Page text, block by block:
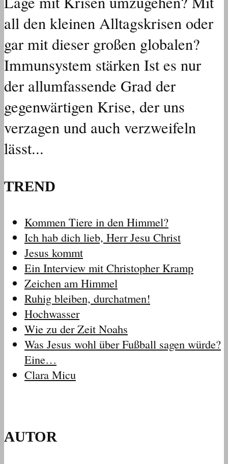
all den kleinen Alltagskrisen oder
gar mit dieser großen globalen?
Immunsystem stärken Ist es nur
der allumfassende Grad der
gegenwärtigen Krise, der uns
verzagen und auch verzweifeln
lässt...
TREND
Kommen Tiere in den Himmel?
Ich hab dich lieb, Herr Jesu Christ
Jesus kommt
Ein Interview mit Christopher Kramp
Zeichen am Himmel
Ruhig bleiben, durchatmen!
Hochwasser
Wie zu der Zeit Noahs
Was Jesus wohl über Fußball sagen würde?
Eine…
Clara Micu
AUTOR